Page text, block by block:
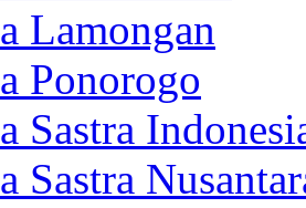
Lamongan
Ponorogo
Sastra
Sastra